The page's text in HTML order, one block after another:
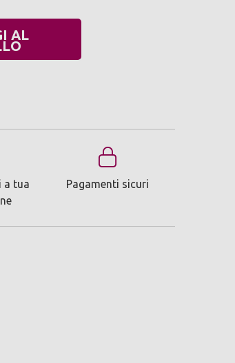
AL
a tua
Pagamenti sicuri